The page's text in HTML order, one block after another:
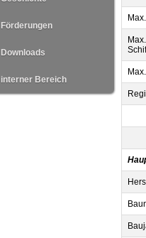
Max.
Förderungen
Downloads
interner Bereich